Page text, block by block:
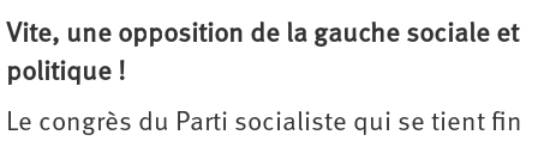
Vite, une opposition de la gauche sociale et
politique !
Le congrès du Parti socialiste qui se tient fin